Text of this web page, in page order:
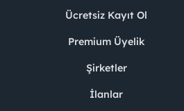
Ücretsiz Kayıt Ol
Premium Üyelik
Şirketler
İlanlar